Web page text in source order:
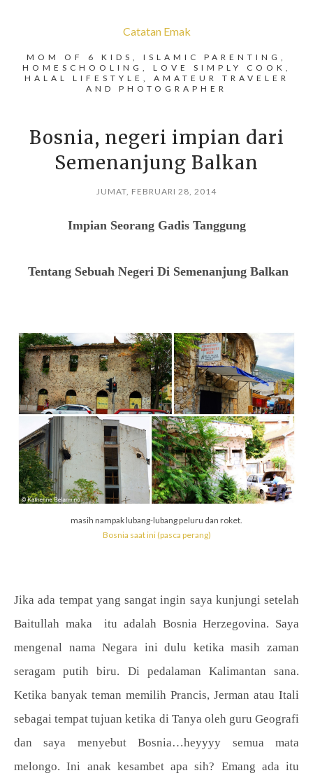
Catatan Emak
MOM OF 6 KIDS, ISLAMIC PARENTING,
HOMESCHOOLING, LOVE SIMPLY COOK,
HALAL LIFESTYLE, AMATEUR TRAVELER
AND PHOTOGRAPHER
Bosnia, negeri impian dari
Semenanjung Balkan
JUMAT, FEBRUARI 28, 2014
Impian Seorang Gadis Tanggung
Tentang Sebuah Negeri Di Semenanjung Balkan
masih nampak lubang-lubang peluru dan roket.
Bosnia saat ini (pasca perang)
Jika ada tempat yang sangat ingin saya kunjungi setelah
Baitullah maka itu adalah Bosnia Herzegovina. Saya
mengenal nama Negara ini dulu ketika masih zaman
seragam putih biru. Di pedalaman Kalimantan sana.
Ketika banyak teman memilih Prancis, Jerman atau Itali
sebagai tempat tujuan ketika di Tanya oleh guru Geografi
dan saya menyebut Bosnia…heyyyy semua mata
melongo. Ini anak kesambet apa sih? Emang ada itu